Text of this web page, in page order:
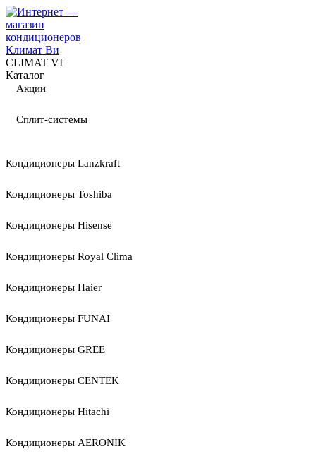
CLIMAT VI
Каталог
Акции
Сплит-системы
Кондиционеры Lanzkraft
Кондиционеры Toshiba
Кондиционеры Hisense
Кондиционеры Royal Clima
Кондиционеры Haier
Кондиционеры FUNAI
Кондиционеры GREE
Кондиционеры CENTEK
Кондиционеры Hitachi
Кондиционеры AERONIK